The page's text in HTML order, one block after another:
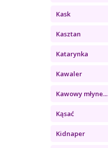
Kask
Kasztan
Katarynka
Kawaler
Kawowy młyne...
Kąsać
Kidnaper